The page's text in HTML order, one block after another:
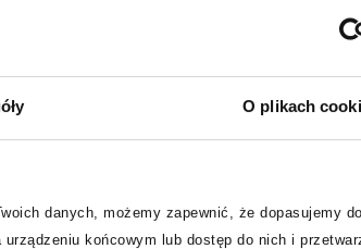
O plikach
danych, możemy zapewnić, że dopasujemy
końcowym lub dostęp do nich i